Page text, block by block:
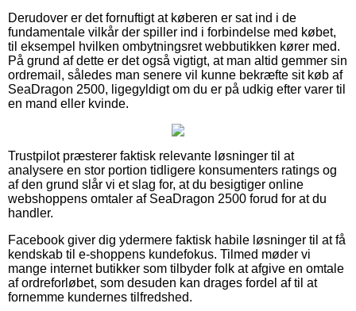
Derudover er det fornuftigt at køberen er sat ind i de
fundamentale vilkår der spiller ind i forbindelse med købet,
til eksempel hvilken ombytningsret webbutikken kører med.
På grund af dette er det også vigtigt, at man altid gemmer sin
ordremail, således man senere vil kunne bekræfte sit køb af
SeaDragon 2500, ligegyldigt om du er på udkig efter varer til
en mand eller kvinde.
Trustpilot præsterer faktisk relevante løsninger til at
analysere en stor portion tidligere konsumenters ratings og
af den grund slår vi et slag for, at du besigtiger online
webshoppens omtaler af SeaDragon 2500 forud for at du
handler.
Facebook giver dig ydermere faktisk habile løsninger til at få
kendskab til e-shoppens kundefokus. Tilmed møder vi
mange internet butikker som tilbyder folk at afgive en omtale
af ordreforløbet, som desuden kan drages fordel af til at
fornemme kundernes tilfredshed.